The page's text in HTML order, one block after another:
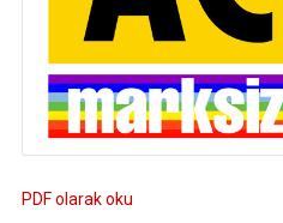
PDF olarak oku